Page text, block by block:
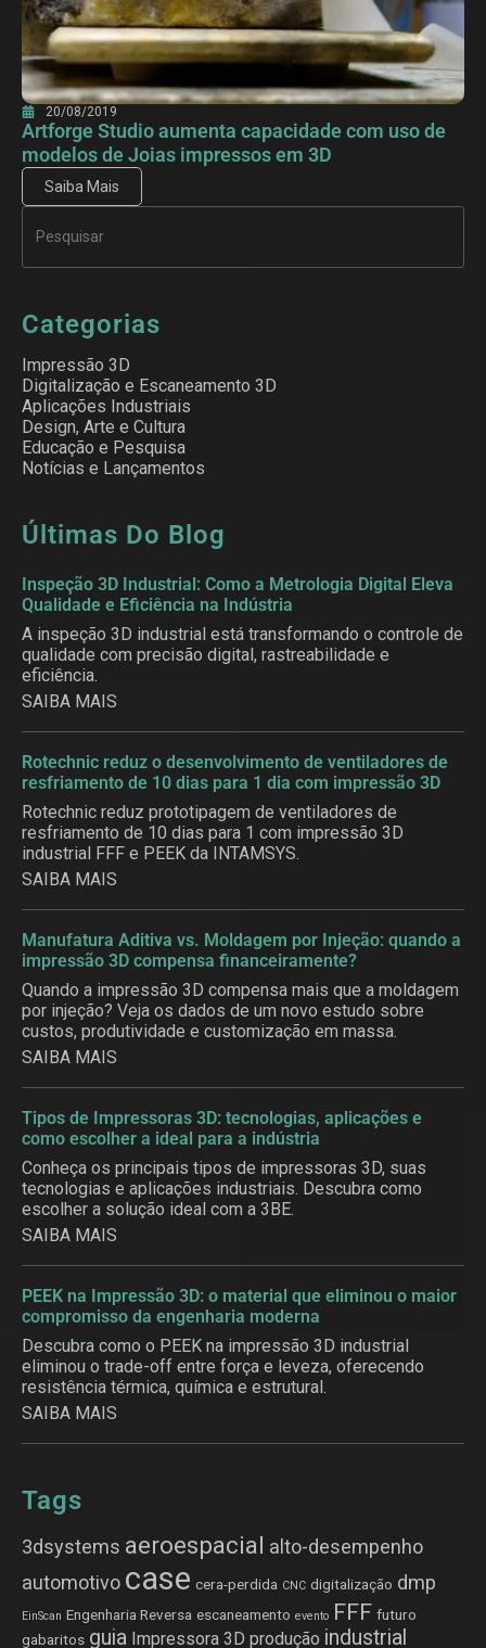
20/08/2019
Artforge Studio aumenta capacidade com uso de
modelos de Joias impressos em 3D
Saiba Mais
Categorias
Impressão 3D
Digitalização e Escaneamento 3D
Aplicações Industriais
Design, Arte e Cultura
Educação e Pesquisa
Notícias e Lançamentos
Últimas Do Blog
Inspeção 3D Industrial: Como a Metrologia Digital Eleva
Qualidade e Eficiência na Indústria
A inspeção 3D industrial está transformando o controle de
qualidade com precisão digital, rastreabilidade e
eficiência.
SAIBA MAIS
Rotechnic reduz o desenvolvimento de ventiladores de
resfriamento de 10 dias para 1 dia com impressão 3D
Rotechnic reduz prototipagem de ventiladores de
resfriamento de 10 dias para 1 com impressão 3D
industrial FFF e PEEK da INTAMSYS.
SAIBA MAIS
Manufatura Aditiva vs. Moldagem por Injeção: quando a
impressão 3D compensa financeiramente?
Quando a impressão 3D compensa mais que a moldagem
por injeção? Veja os dados de um novo estudo sobre
custos, produtividade e customização em massa.
SAIBA MAIS
Tipos de Impressoras 3D: tecnologias, aplicações e
como escolher a ideal para a indústria
Conheça os principais tipos de impressoras 3D, suas
tecnologias e aplicações industriais. Descubra como
escolher a solução ideal com a 3BE.
SAIBA MAIS
PEEK na Impressão 3D: o material que eliminou o maior
compromisso da engenharia moderna
Descubra como o PEEK na impressão 3D industrial
eliminou o trade-off entre força e leveza, oferecendo
resistência térmica, química e estrutural.
SAIBA MAIS
Tags
3dsystems aeroespacial alto-desempenho
automotivo case cera-perdida CNC digitalização dmp
EinScan Engenharia Reversa escaneamento evento FFF futuro
gabaritos guia Impressora 3D produção industrial